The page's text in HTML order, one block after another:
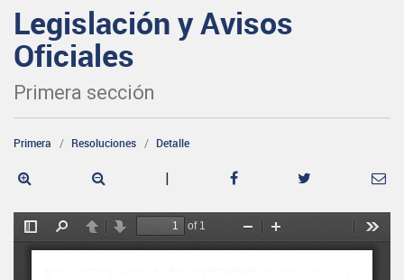
Legislación y Avisos
Oficiales
Primera sección
Primera Resoluciones Detalle
|